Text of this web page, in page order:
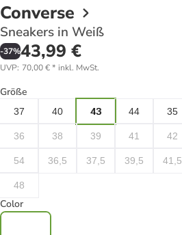
Converse
Sneakers in Weiß
-37%43,99 €
UVP: 70,00 €* inkl. MwSt.
Größe
37 40 43 44 35
36 38 39 41 42
54 36,5 37,5 39,5 41,5
48
Color